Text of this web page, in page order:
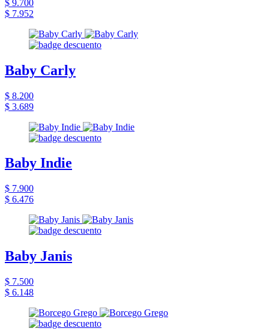
$ 9.700
$ 7.952
Baby Carly
$ 8.200
$ 3.689
Baby Indie
$ 7.900
$ 6.476
Baby Janis
$ 7.500
$ 6.148